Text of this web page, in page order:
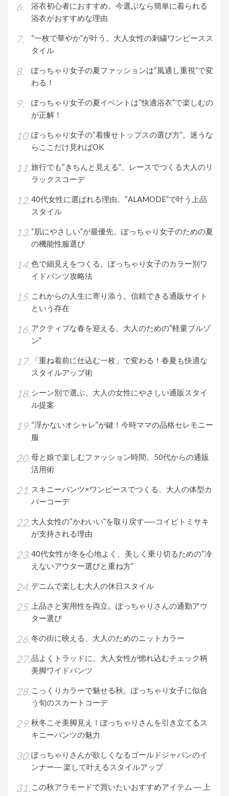
浴衣初心者におすすめ。今選ぶなら簡単に着られる
浴衣がおすすめな理由
“一枚で華やか”が叶う。大人女性の刺繍ワンピースス
タイル
ぽっちゃり女子の夏ファッションは“風通し重視”で変
わる！
ぽっちゃり女子の夏イベントは“快適浴衣”で楽しむの
が正解！
ぽっちゃり女子の“着痩せトップスの選び方”。迷うな
らここだけ見ればOK
旅行でも“きちんと見える”。レースでつくる大人のリ
ラックスコーデ
40代女性に選ばれる理由。“ALAMODE”で叶う上品
スタイル
“肌にやさしい”が最優先。ぽっちゃり女子のための夏
の機能性服選び
色で細見えをつくる。ぽっちゃり女子のカラー別ワ
イドパンツ攻略法
これからの人生に寄り添う。信頼できる通販サイト
という存在
アクティブな春を迎える、大人のための“軽量ブルゾ
ン”
「重ね着前に仕込む一枚」で変わる！春夏も快適な
スタイルアップ術
シーン別で選ぶ、大人の女性にやさしい通販スタイ
ル提案
“浮かないオシャレ”が鍵！今時ママの品格セレモニー
服
母と娘で楽しむファッション時間。50代からの通販
活用術
スキニーパンツ×ワンピースでつくる、大人の体型カ
バーコーデ
大人女性の“かわいい”を取り戻す──コイビトミサキ
が支持される理由
40代女性が冬を心地よく、美しく乗り切るための“冷
えないアウター選びと重ね方”
デニムで楽しむ大人の休日スタイル
上品さと実用性を両立。ぽっちゃりさんの通勤アウ
ター選び
冬の街に映える、大人のためのニットカラー
品よくトラッドに。大人女性が惚れ込むチェック柄
美脚ワイドパンツ
こっくりカラーで魅せる秋。ぽっちゃり女子に似合
う旬のスカートコーデ
秋冬こそ美脚見え！ぽっちゃりさんを引き立てるス
キニーパンツの魅力
ぽっちゃりさんが欲しくなるゴールドジャパンのイ
ンナー― 楽して叶えるスタイルアップ
この秋アラモードで買いたいおすすめアイテム ― 上